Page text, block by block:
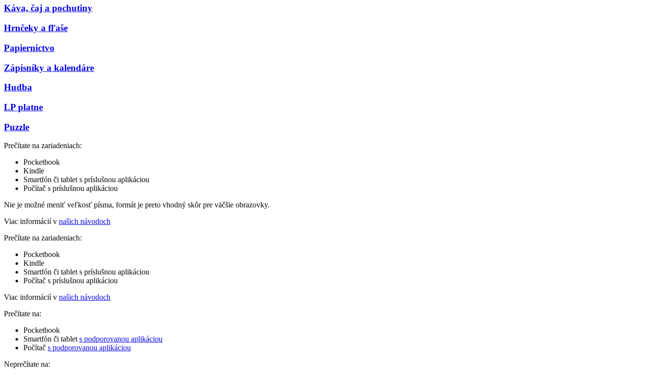
Káva, čaj a pochutiny
Hrnčeky a fľaše
Papiernictvo
Zápisníky a kalendáre
Hudba
LP platne
Puzzle
Prečítate na zariadeniach:
Pocketbook
Kindle
Smartfón či tablet s príslušnou aplikáciou
Počítač s príslušnou aplikáciou
Nie je možné meniť veľkosť písma, formát je preto vhodný skôr pre väčšie obrazovky.
Viac informácií v našich návodoch
Prečítate na zariadeniach:
Pocketbook
Kindle
Smartfón či tablet s príslušnou aplikáciou
Počítač s príslušnou aplikáciou
Viac informácií v našich návodoch
Prečítate na:
Pocketbook
Smartfón či tablet s podporovanou aplikáciou
Počítač s podporovanou aplikáciou
Neprečítate na: